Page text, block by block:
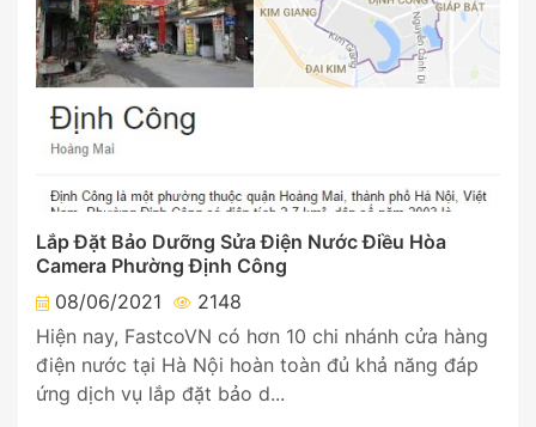
Lắp Đặt Bảo Dưỡng Sửa Điện Nước Điều Hòa
Camera Phường Định Công
08/06/2021
2148
Hiện nay, FastcoVN có hơn 10 chi nhánh cửa hàng
điện nước tại Hà Nội hoàn toàn đủ khả năng đáp
ứng dịch vụ lắp đặt bảo d...